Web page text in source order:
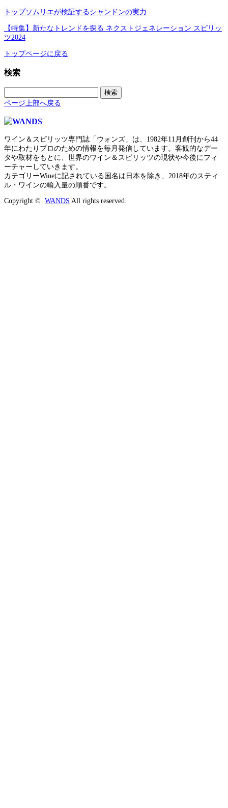
トップソムリエが検証するシャンドンの実力
【特集】新たなトレンドを探る ネクストジェネレーション スピリッ
ツ2024
トップページに戻る
検索
索:
ページ上部へ戻る
ワイン＆スピリッツ専門誌「ウォンズ」は、1982年11月創刊から44
年にわたりプロのための情報を毎月発信しています。客観的なデー
タや取材をもとに、世界のワイン＆スピリッツの現状や今後にフィ
ーチャーしていきます。
カテゴリーWineに記されている国名は日本を除き、2018年のスティ
ル・ワインの輸入量の順番です。
Copyright © WANDS All rights reserved.